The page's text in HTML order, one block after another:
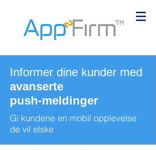
Informer dine kunder med
avanserte
push-meldinger
Gi kundene en mobil opplevelse
de vil elske